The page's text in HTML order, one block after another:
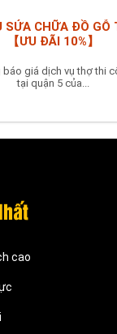
SỬA CHỮA ĐỒ
【ƯU ĐÃI 10%】
báo giá dịch vụ thợ thi
tại quận 5 của...
cao